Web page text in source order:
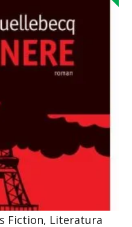
Fiction, Literatura